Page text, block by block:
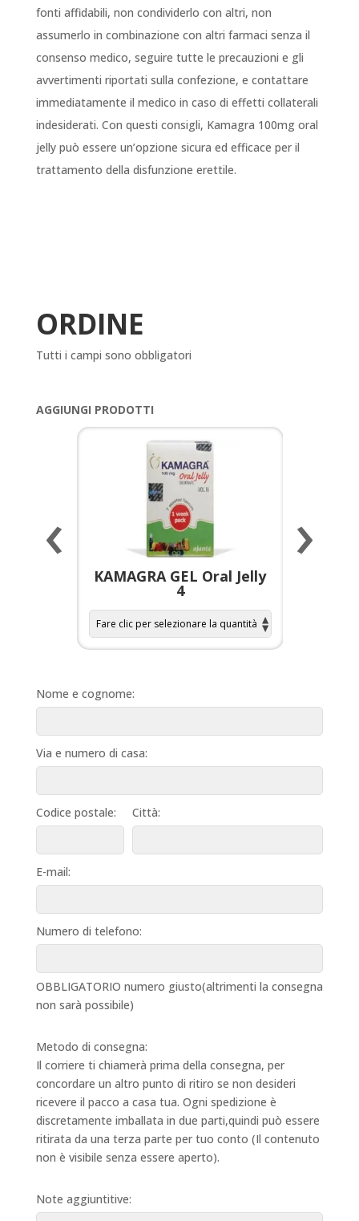
fonti affidabili, non condividerlo con altri, non
assumerlo in combinazione con altri farmaci senza il
consenso medico, seguire tutte le precauzioni e gli
avvertimenti riportati sulla confezione, e contattare
immediatamente il medico in caso di effetti collaterali
indesiderati. Con questi consigli, Kamagra 100mg oral
jelly può essere un’opzione sicura ed efficace per il
trattamento della disfunzione erettile.
ORDINE
Tutti i campi sono obbligatori
AGGIUNGI PRODOTTI
KAMAGRA GEL Oral Jelly
4
‹ ›
Nome e cognome:
Via e numero di casa:
Codice postale: Città:
E-mail:
Numero di telefono:
OBBLIGATORIO numero giusto(altrimenti la consegna
non sarà possibile)
Metodo di consegna:
Il corriere ti chiamerà prima della consegna, per
concordare un altro punto di ritiro se non desideri
ricevere il pacco a casa tua. Ogni spedizione è
discretamente imballata in due parti,quindi può essere
ritirata da una terza parte per tuo conto (Il contenuto
non è visibile senza essere aperto).
Note aggiuntitive: